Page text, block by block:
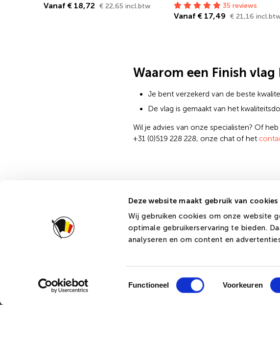
Deze website maakt gebruik van cookies
Wij gebruiken cookies om onze website
optimale gebruikerservaring te bieden.
analyseren en om content en
Toestemmingsselectie
Functioneel Voorkeuren
Vanaf € 18,72 € 22,65 incl.btw 35 reviews
Vanaf € 17,49 € 21,16
Waarom een Finish
Je bent verzekerd van de beste
De vlag is gemaakt van het
Wil je advies van onze specialisten? Of
+31 (0)519 228 228, onze chat of het
Klantenservice
Bestellen
Garantie
Retourneren
DVC
Over ons
Productieproces
Vlagprotocol
Historie
MVO